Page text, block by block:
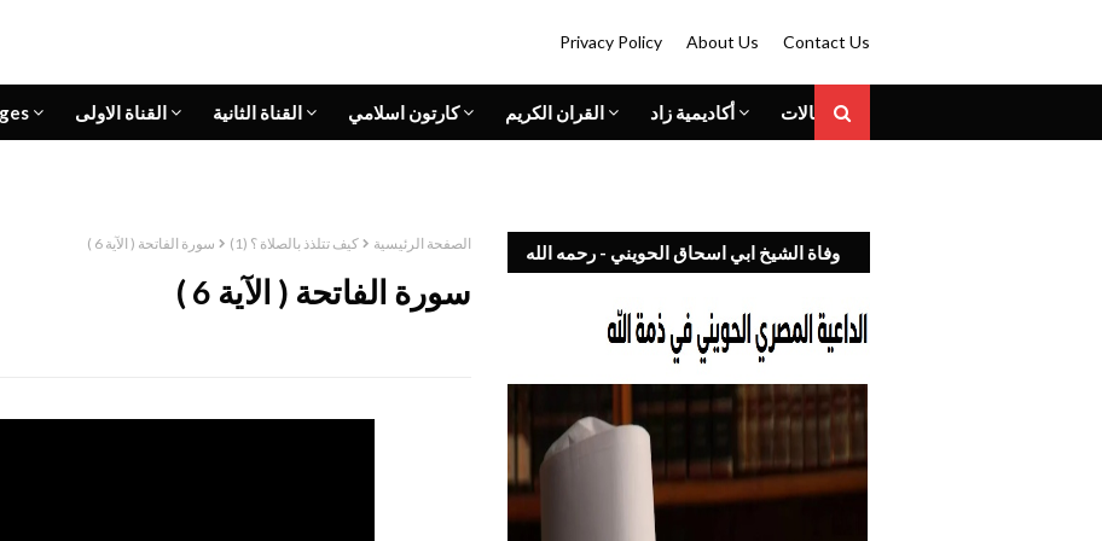
Privacy Policy About Us Contact Us
القناة الاولى القناة الثانية كارتون اسلامي القران الكريم أكاديمية زاد المقالات
الصفحة الرئيسية كيف تتلذذ بالصلاة ؟ (1) سورة الفاتحة ( الآية 6 )
سورة الفاتحة ( الآية 6 )
وفاة الشيخ ابي اسحاق الحويني - رحمه الله